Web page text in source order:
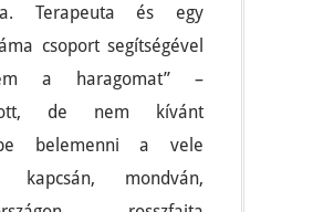
Terapeuta és egy
csoport segítségével
a haragomat” –
de nem kívánt
belemenni a vele
kapcsán, mondván,